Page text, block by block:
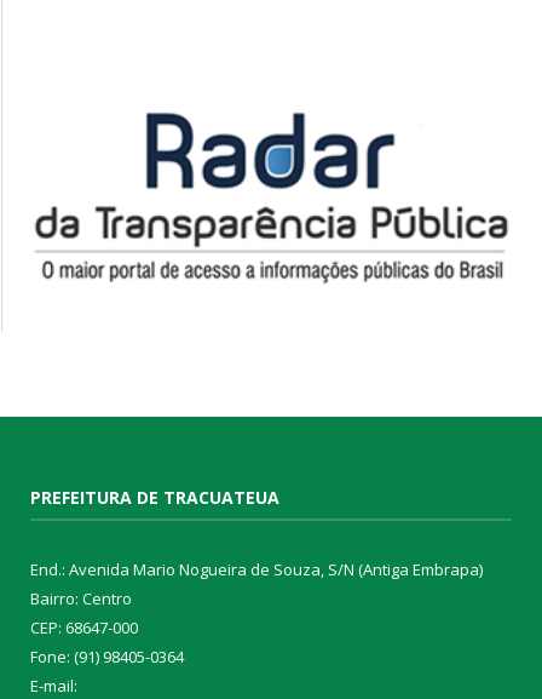
PREFEITURA DE TRACUATEUA
End.: Avenida Mario Nogueira de Souza, S/N (Antiga Embrapa)
Bairro: Centro
CEP: 68647-000
Fone: (91) 98405-0364
E-mail: